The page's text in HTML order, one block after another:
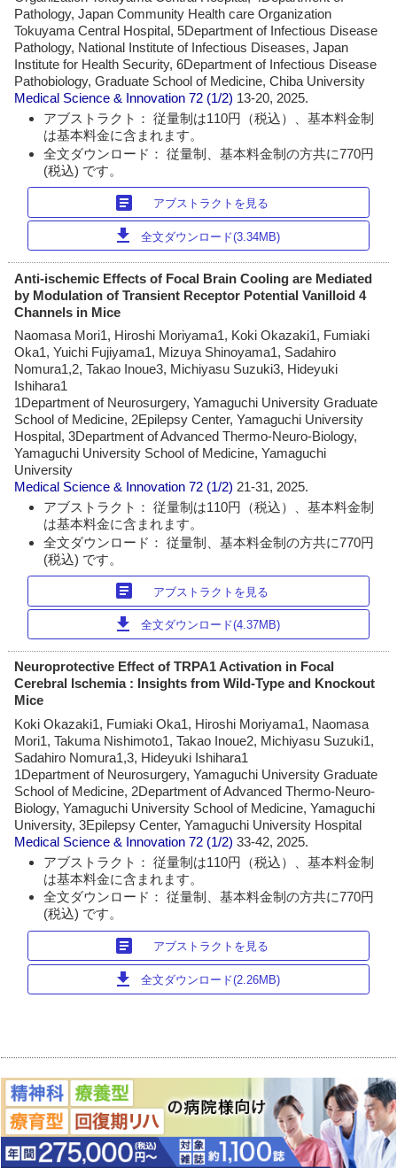
Pathology, Japan Community Health care Organization
Tokuyama Central Hospital, 5Department of Infectious Disease
Pathology, National Institute of Infectious Diseases, Japan
Institute for Health Security, 6Department of Infectious Disease
Pathobiology, Graduate School of Medicine, Chiba University
Medical Science & Innovation 72 (1/2) 13-20, 2025.
アブストラクト： 従量制は110円（税込）、基本料金制
は基本料金に含まれます。
全文ダウンロード： 従量制、基本料金制の方共に770円
(税込) です。
article アブストラクトを見る
download 全文ダウンロード(3.34MB)
Anti-ischemic Effects of Focal Brain Cooling are Mediated
by Modulation of Transient Receptor Potential Vanilloid 4
Channels in Mice
Naomasa Mori1, Hiroshi Moriyama1, Koki Okazaki1, Fumiaki
Oka1, Yuichi Fujiyama1, Mizuya Shinoyama1, Sadahiro
Nomura1,2, Takao Inoue3, Michiyasu Suzuki3, Hideyuki
Ishihara1
1Department of Neurosurgery, Yamaguchi University Graduate
School of Medicine, 2Epilepsy Center, Yamaguchi University
Hospital, 3Department of Advanced Thermo-Neuro-Biology,
Yamaguchi University School of Medicine, Yamaguchi
University
Medical Science & Innovation 72 (1/2) 21-31, 2025.
アブストラクト： 従量制は110円（税込）、基本料金制
は基本料金に含まれます。
全文ダウンロード： 従量制、基本料金制の方共に770円
(税込) です。
article アブストラクトを見る
download 全文ダウンロード(4.37MB)
Neuroprotective Effect of TRPA1 Activation in Focal
Cerebral Ischemia : Insights from Wild-Type and Knockout
Mice
Koki Okazaki1, Fumiaki Oka1, Hiroshi Moriyama1, Naomasa
Mori1, Takuma Nishimoto1, Takao Inoue2, Michiyasu Suzuki1,
Sadahiro Nomura1,3, Hideyuki Ishihara1
1Department of Neurosurgery, Yamaguchi University Graduate
School of Medicine, 2Department of Advanced Thermo-Neuro-
Biology, Yamaguchi University School of Medicine, Yamaguchi
University, 3Epilepsy Center, Yamaguchi University Hospital
Medical Science & Innovation 72 (1/2)33-42, 2025.
アブストラクト： 従量制は110円（税込）、基本料金制
は基本料金に含まれます。
全文ダウンロード： 従量制、基本料金制の方共に770円
(税込) です。
article アブストラクトを見る
download 全文ダウンロード(2.26MB)